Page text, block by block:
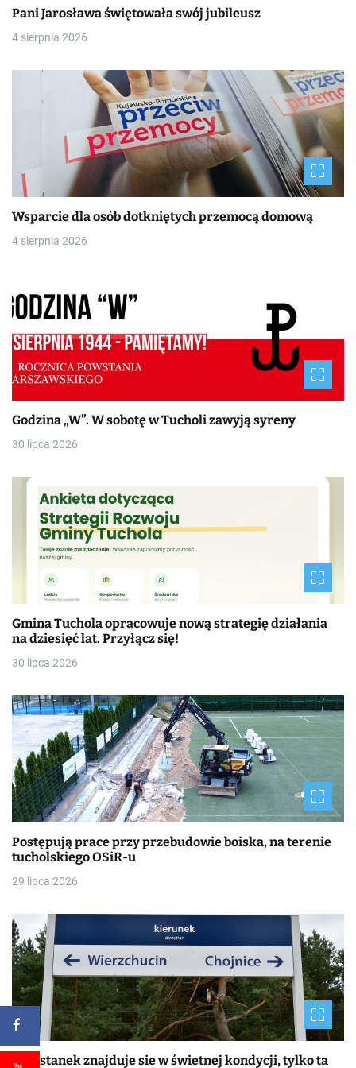
Pani Jarosława świętowała swój jubileusz
4 sierpnia 2026
Wsparcie dla osób dotkniętych przemocą domową
4 sierpnia 2026
Godzina „W”. W sobotę w Tucholi zawyją syreny
30 lipca 2026
Gmina Tuchola opracowuje nową strategię działania
na dziesięć lat. Przyłącz się!
30 lipca 2026
Postępują prace przy przebudowie boiska, na terenie
tucholskiego OSiR-u
29 lipca 2026
Przystanek znajduje sie w świetnej kondycji, tylko ta